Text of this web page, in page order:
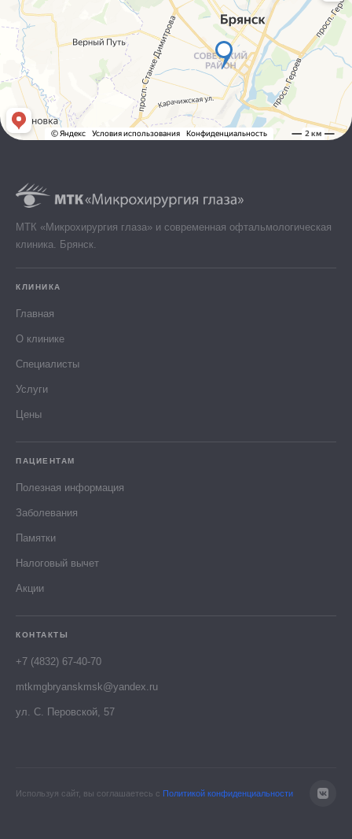
МТК «Микрохирургия глаза» и современная офтальмологическая
клиника. Брянск.
КЛИНИКА
Главная
О клинике
Специалисты
Услуги
Цены
ПАЦИЕНТАМ
Полезная информация
Заболевания
Памятки
Налоговый вычет
Акции
КОНТАКТЫ
+7 (4832) 67-40-70
mtkmgbryanskmsk@yandex.ru
ул. С. Перовской, 57
Используя сайт, вы соглашаетесь с Политикой конфиденциальности